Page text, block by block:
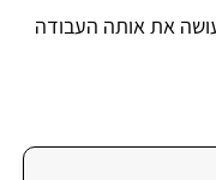
את אותה העבודה